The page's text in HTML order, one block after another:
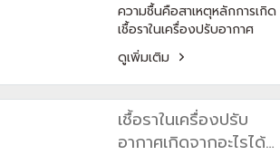
เปลี่ยนอุณหภูมิมีประสิทธิภาพ
มากขึ้น Hydrophilic gold
fin คือสารสีทองที่เคลือบแผ่น
ครีบ มีหน้าที่ช่วยให้ฟินทนต่อ
การสึกกร่อน และช่วยให้ฟิน
เหล่านั้นมีความทนทานสูง โดย
เฉพาะฟินที่อยู่ติดกับคอยล์
ร้อนจะต้องเจอทั้งแดด ทั้งฝน
ความชื้นคือสาเหตุหลักการเกิด
เชื้อราในเครื่องปรับอากาศ
โดยทั่วไปเครื่องปรับอากาศ
หรือแอร์จะทำงานโดยการแลก
เปลี่ยนความร้อน อีกทั้งมี
กระบวนการควบแน่น ทำให้มี
การระบายน้ำทิ้งเป็นเรื่องปกติ
ซึ่งสิ่งเหล่านี้ได้ทำการทิ้ง
ดูเพิ่มเติม
เชื้อราในเครื่องปรับ
อากาศเกิดจากอะไรได้